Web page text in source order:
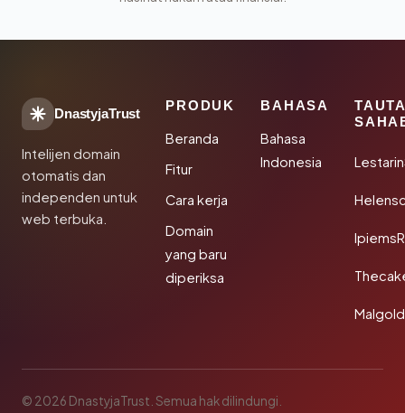
DnastyjaTrust
Intelijen domain
otomatis dan
independen untuk
web terbuka.
PRODUK
Beranda
Fitur
Cara kerja
Domain
yang baru
diperiksa
BAHASA
Bahasa
Indonesia
© 2026 DnastyjaTrust. Semua hak dilindungi.